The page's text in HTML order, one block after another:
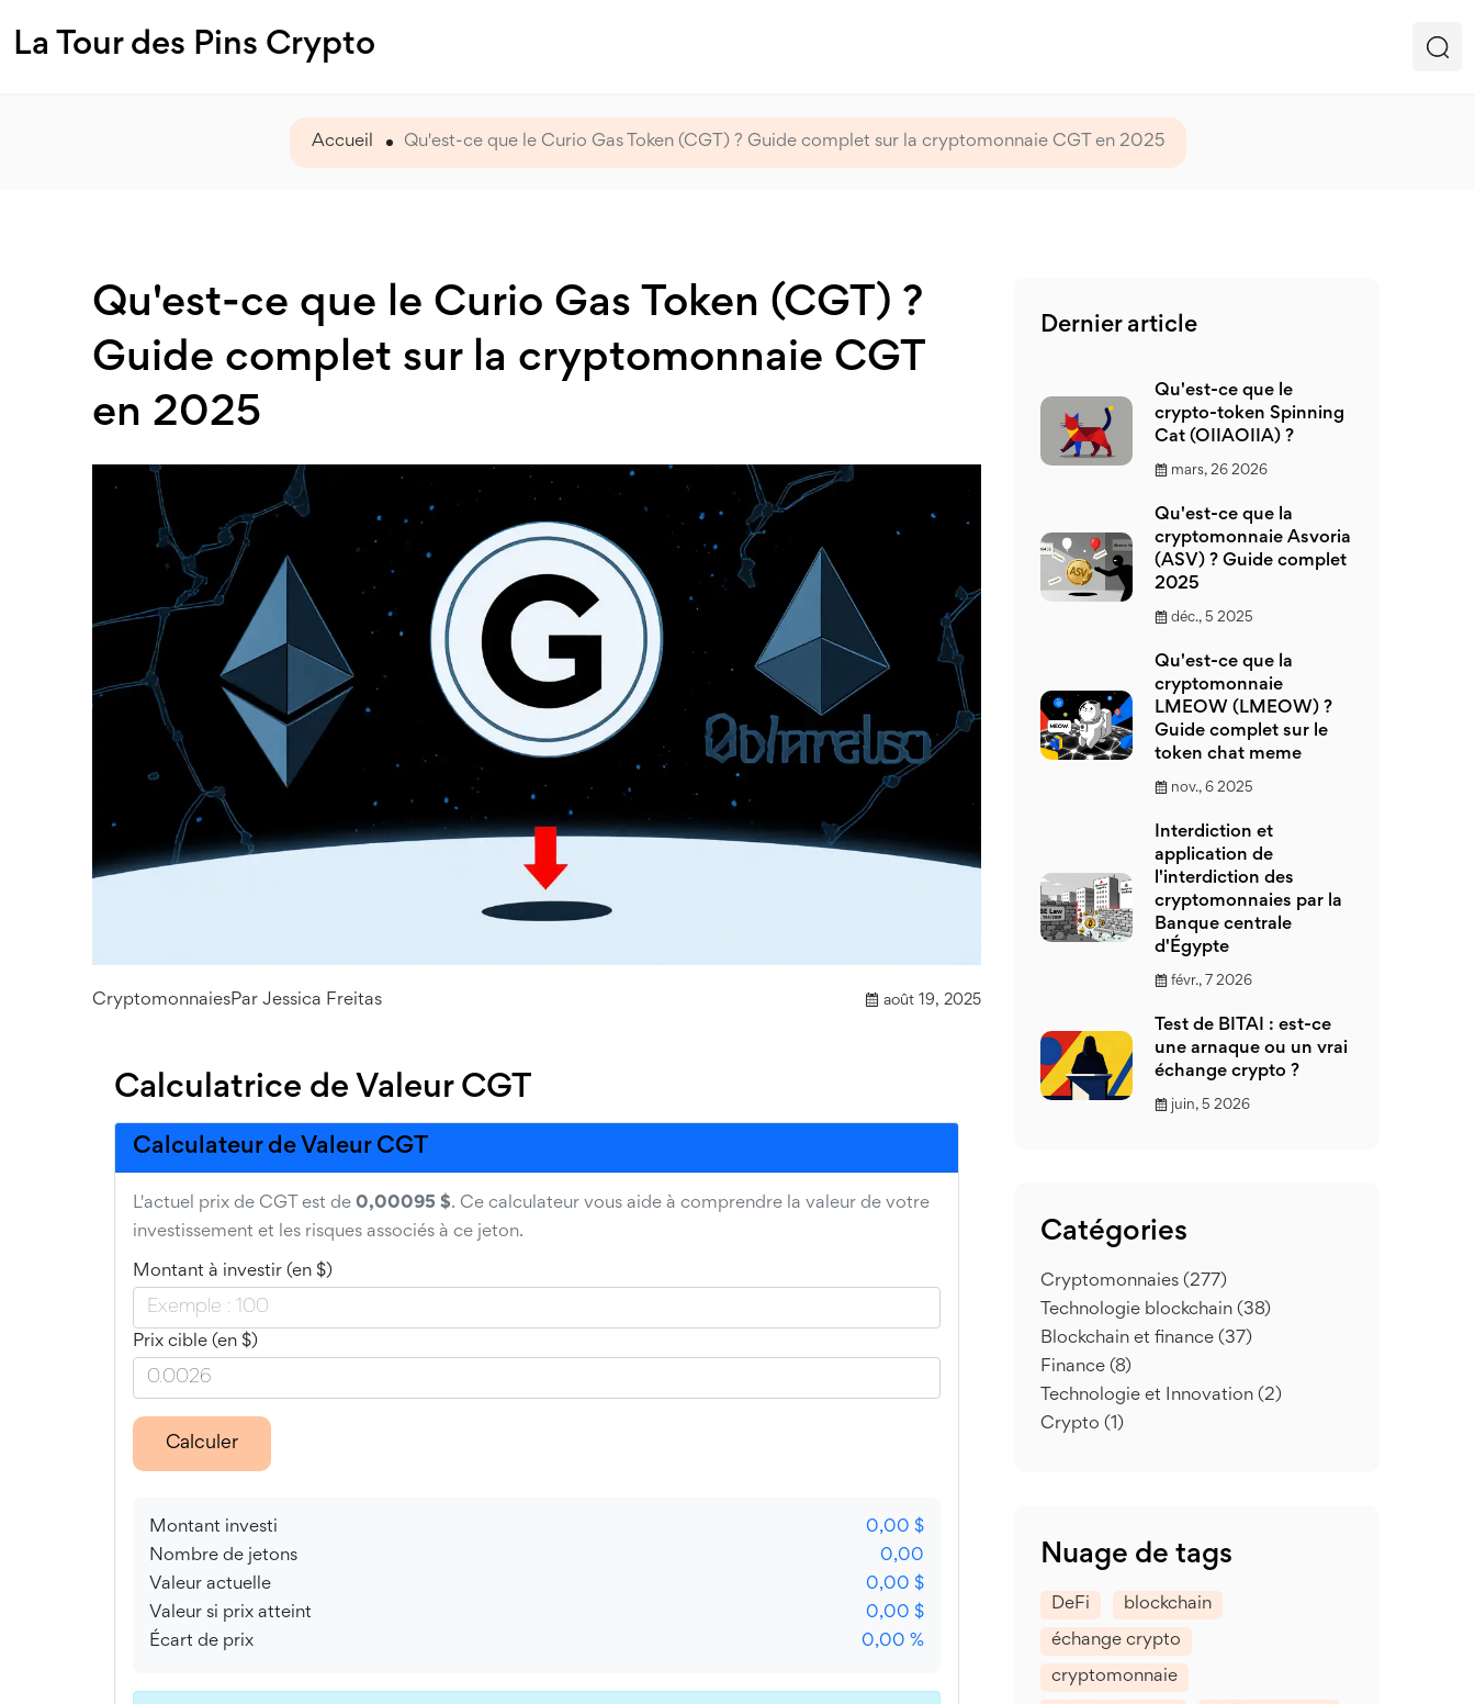
La Tour des Pins Crypto
Accueil Qu'est-ce que le Curio Gas Token (CGT) ? Guide complet sur la cryptomonnaie CGT en 2025
Qu'est-ce que le Curio Gas Token (CGT) ?
Guide complet sur la cryptomonnaie CGT
en 2025
CryptomonnaiesPar Jessica Freitas août 19, 2025
Calculatrice de Valeur CGT
Calculateur de Valeur CGT
L'actuel prix de CGT est de 0,00095 $. Ce calculateur vous aide à comprendre la valeur de votre
investissement et les risques associés à ce jeton.
Montant à investir (en $)
Prix cible (en $)
Calculer
Montant investi
0,00 $
Nombre de jetons
0,00
Valeur actuelle
0,00 $
Valeur si prix atteint
0,00 $
Écart de prix
0,00 %
Dernier article
Qu'est-ce que le
crypto-token Spinning
Cat (OIIAOIIA) ?
mars, 26 2026
Qu'est-ce que la
cryptomonnaie Asvoria
(ASV) ? Guide complet
2025
déc., 5 2025
Qu'est-ce que la
cryptomonnaie
LMEOW (LMEOW) ?
Guide complet sur le
token chat meme
nov., 6 2025
Interdiction et
application de
l'interdiction des
cryptomonnaies par la
Banque centrale
d'Égypte
févr., 7 2026
Test de BITAI : est-ce
une arnaque ou un vrai
échange crypto ?
juin, 5 2026
Catégories
Cryptomonnaies (277)
Technologie blockchain (38)
Blockchain et finance (37)
Finance (8)
Technologie et Innovation (2)
Crypto (1)
Nuage de tags
DeFi blockchain
échange crypto
cryptomonnaie